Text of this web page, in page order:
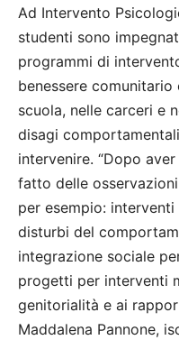
Ad Intervento
studenti sono
programmi di
benessere
scuola, nelle carceri e
disagi
intervenire. “Dopo
fatto delle
per esempio:
disturbi del
integrazione sociale
progetti per interventi
genitorialità e ai
Maddalena Pannone,